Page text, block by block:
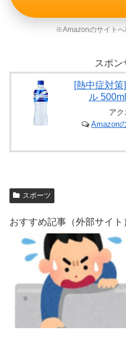
※Amazonのサイトへ
スポン
[熱中症対
ル
ア
Amazon
スポーツ
おすすめ記事（外部サイト